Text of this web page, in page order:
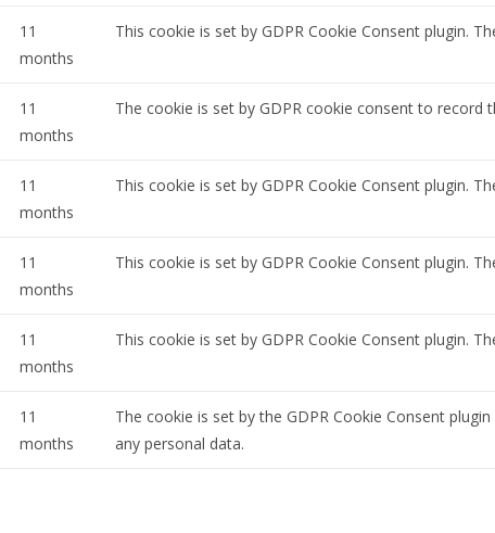
11
months
This cookie is set by GDPR Cookie Consent plugin.
11
months
The cookie is set by GDPR cookie consent to
11
months
This cookie is set by GDPR Cookie Consent plugin.
11
months
This cookie is set by GDPR Cookie Consent plugin.
11
months
This cookie is set by GDPR Cookie Consent plugin.
11
months
The cookie is set by the GDPR Cookie Consent
any personal data.